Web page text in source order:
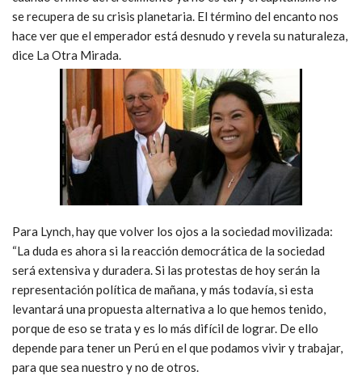
se recupera de su crisis planetaria. El término del encanto nos
hace ver que el emperador está desnudo y revela su naturaleza,
dice La Otra Mirada.
Para Lynch, hay que volver los ojos a la sociedad movilizada:
“La duda es ahora si la reacción democrática de la sociedad
será extensiva y duradera. Si las protestas de hoy serán la
representación política de mañana, y más todavía, si esta
levantará una propuesta alternativa a lo que hemos tenido,
porque de eso se trata y es lo más difícil de lograr. De ello
depende para tener un Perú en el que podamos vivir y trabajar,
para que sea nuestro y no de otros.